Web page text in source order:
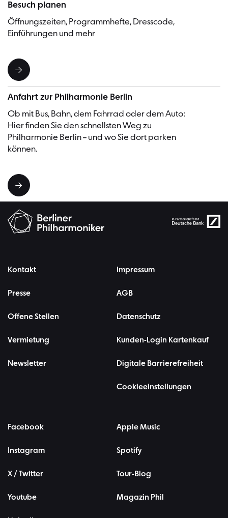
Besuch planen
Öffnungszeiten, Programmhefte, Dresscode,
Einführungen und mehr
Anfahrt zur Philharmonie Berlin
Ob mit Bus, Bahn, dem Fahrrad oder dem Auto:
Hier finden Sie den schnellsten Weg zu
Philharmonie Berlin – und wo Sie dort parken
können.
Kontakt
Presse
Offene Stellen
Vermietung
Newsletter
Impressum
AGB
Datenschutz
Kunden-Login Kartenkauf
Digitale Barrierefreiheit
Cookieeinstellungen
Facebook
Instagram
X / Twitter
Youtube
Apple Music
Spotify
Tour-Blog
Magazin Phil